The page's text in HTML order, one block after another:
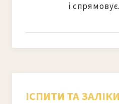
і спрямовує.
ІСПИТИ ТА ЗАЛІКИ